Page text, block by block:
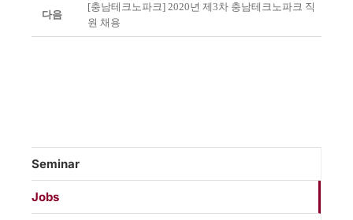
다음
[충남테크노파크] 2020년 제3차 충남테크노파크 직
원 채용
Seminar
Jobs